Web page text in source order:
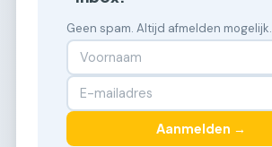
Geen spam. Altijd afmelden mogelijk.
Aanmelden →